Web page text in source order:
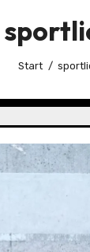
Start